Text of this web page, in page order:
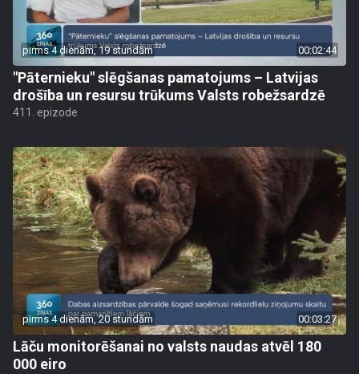
pirms 4 dienām, 19 stundām 00:02:44
"Pāternieku" slēgšanas pamatojums – Latvijas
drošība un resursu trūkums Valsts robežsardzē
411. epizode
pirms 4 dienām, 20 stundām 00:03:27
Lāču monitorēšanai no valsts naudas atvēl 180
000 eiro